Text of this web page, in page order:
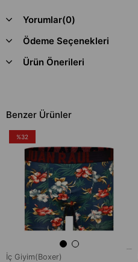
Yorumlar(0)
Ödeme Seçenekleri
Ürün Önerileri
Benzer Ürünler
İç Giyim(Boxer)
%32